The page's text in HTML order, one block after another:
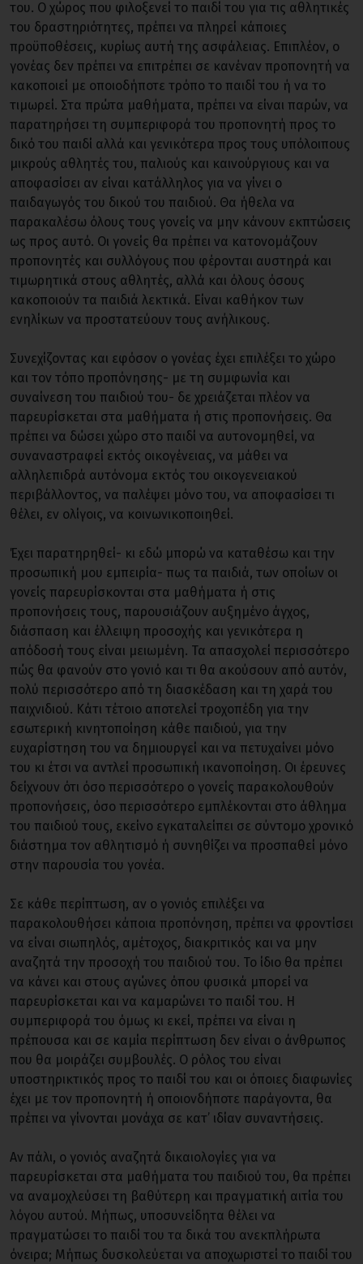
του. Ο χώρος που φιλοξενεί το παιδί του για τις αθλητικές
του δραστηριότητες, πρέπει να πληρεί κάποιες
προϋποθέσεις, κυρίως αυτή της ασφάλειας. Επιπλέον, ο
γονέας δεν πρέπει να επιτρέπει σε κανέναν προπονητή να
κακοποιεί με οποιοδήποτε τρόπο το παιδί του ή να το
τιμωρεί. Στα πρώτα μαθήματα, πρέπει να είναι παρών, να
παρατηρήσει τη συμπεριφορά του προπονητή προς το
δικό του παιδί αλλά και γενικότερα προς τους υπόλοιπους
μικρούς αθλητές του, παλιούς και καινούργιους και να
αποφασίσει αν είναι κατάλληλος για να γίνει ο
παιδαγωγός του δικού του παιδιού. Θα ήθελα να
παρακαλέσω όλους τους γονείς να μην κάνουν εκπτώσεις
ως προς αυτό. Οι γονείς θα πρέπει να κατονομάζουν
προπονητές και συλλόγους που φέρονται αυστηρά και
τιμωρητικά στους αθλητές, αλλά και όλους όσους
κακοποιούν τα παιδιά λεκτικά. Είναι καθήκον των
ενηλίκων να προστατεύουν τους ανήλικους.
Συνεχίζοντας και εφόσον ο γονέας έχει επιλέξει το χώρο
και τον τόπο προπόνησης- με τη συμφωνία και
συναίνεση του παιδιού του- δε χρειάζεται πλέον να
παρευρίσκεται στα μαθήματα ή στις προπονήσεις. Θα
πρέπει να δώσει χώρο στο παιδί να αυτονομηθεί, να
συναναστραφεί εκτός οικογένειας, να μάθει να
αλληλεπιδρά αυτόνομα εκτός του οικογενειακού
περιβάλλοντος, να παλέψει μόνο του, να αποφασίσει τι
θέλει, εν ολίγοις, να κοινωνικοποιηθεί.
Έχει παρατηρηθεί- κι εδώ μπορώ να καταθέσω και την
προσωπική μου εμπειρία- πως τα παιδιά, των οποίων οι
γονείς παρευρίσκονται στα μαθήματα ή στις
προπονήσεις τους, παρουσιάζουν αυξημένο άγχος,
διάσπαση και έλλειψη προσοχής και γενικότερα η
απόδοσή τους είναι μειωμένη. Τα απασχολεί περισσότερο
πώς θα φανούν στο γονιό και τι θα ακούσουν από αυτόν,
πολύ περισσότερο από τη διασκέδαση και τη χαρά του
παιχνιδιού. Κάτι τέτοιο αποτελεί τροχοπέδη για την
εσωτερική κινητοποίηση κάθε παιδιού, για την
ευχαρίστηση του να δημιουργεί και να πετυχαίνει μόνο
του κι έτσι να αντλεί προσωπική ικανοποίηση. Οι έρευνες
δείχνουν ότι όσο περισσότερο ο γονείς παρακολουθούν
προπονήσεις, όσο περισσότερο εμπλέκονται στο άθλημα
του παιδιού τους, εκείνο εγκαταλείπει σε σύντομο χρονικό
διάστημα τον αθλητισμό ή συνηθίζει να προσπαθεί μόνο
στην παρουσία του γονέα.
Σε κάθε περίπτωση, αν ο γονιός επιλέξει να
παρακολουθήσει κάποια προπόνηση, πρέπει να φροντίσει
να είναι σιωπηλός, αμέτοχος, διακριτικός και να μην
αναζητά την προσοχή του παιδιού του. Το ίδιο θα πρέπει
να κάνει και στους αγώνες όπου φυσικά μπορεί να
παρευρίσκεται και να καμαρώνει το παιδί του. Η
συμπεριφορά του όμως κι εκεί, πρέπει να είναι η
πρέπουσα και σε καμία περίπτωση δεν είναι ο άνθρωπος
που θα μοιράζει συμβουλές. Ο ρόλος του είναι
υποστηρικτικός προς το παιδί του και οι όποιες διαφωνίες
έχει με τον προπονητή ή οποιονδήποτε παράγοντα, θα
πρέπει να γίνονται μονάχα σε κατ’ ιδίαν συναντήσεις.
Αν πάλι, ο γονιός αναζητά δικαιολογίες για να
παρευρίσκεται στα μαθήματα του παιδιού του, θα πρέπει
να αναμοχλεύσει τη βαθύτερη και πραγματική αιτία του
λόγου αυτού. Μήπως, υποσυνείδητα θέλει να
πραγματώσει το παιδί του τα δικά του ανεκπλήρωτα
όνειρα; Μήπως δυσκολεύεται να αποχωριστεί το παιδί του